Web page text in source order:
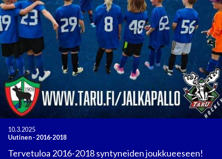
10.3.2025
Uutinen-2016-2018
Tervetuloa 2016-2018 syntyneiden joukkueeseen!